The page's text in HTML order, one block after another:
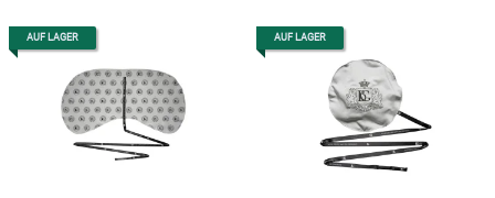
AUF LAGER AUF LAGER